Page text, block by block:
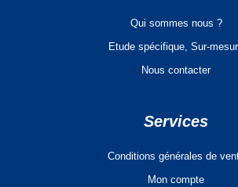
Qui sommes nous ?
Etude spécifique, Sur-
Nous contacter
Services
Conditions générales de
Mon compte